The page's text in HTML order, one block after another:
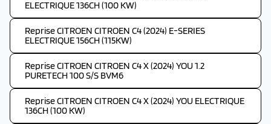
ELECTRIQUE 136CH (100 KW)
Reprise CITROEN CITROEN C4 (2024) E-SERIES
ELECTRIQUE 156CH (115KW)
Reprise CITROEN CITROEN C4 X (2024) YOU 1.2
PURETECH 100 S/S BVM6
Reprise CITROEN CITROEN C4 X (2024) YOU ELECTRIQUE
136CH (100 KW)